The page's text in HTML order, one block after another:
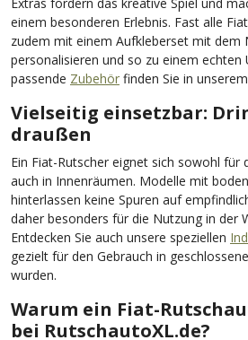
einem besonderen Erlebnis. Fast alle
zudem mit einem Aufkleberset mit dem
personalisieren und so zu einem echten
passende Zubehör finden Sie in
Vielseitig einsetzbar:
draußen
Ein Fiat-Rutscher eignet sich sowohl für
auch in Innenräumen. Modelle mit
hinterlassen keine Spuren auf
daher besonders für die Nutzung in der
Entdecken Sie auch unsere speziellen
gezielt für den Gebrauch in
wurden.
Warum ein Fiat-
bei RutschautoXL.de?